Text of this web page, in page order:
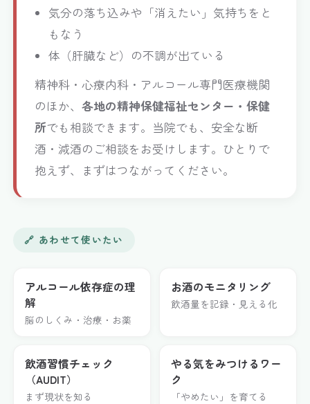
気分の落ち込みや「消えたい」気持ちをと
もなう
体（肝臓など）の不調が出ている
精神科・心療内科・アルコール専門医療機関
のほか、 各地の精神保健福祉センター・保健
所でも相談できます。当院でも、安全な断
酒・減酒のご相談をお受けします。ひとりで
抱えず、まずはつながってください。
🔗 あわせて使いたい
アルコール依存症の理
解
脳のしくみ・治療・お薬
お酒のモニタリング
飲酒量を記録・見える化
飲酒習慣チェック
（AUDIT）
まず現状を知る
やる気をみつけるワー
ク
「やめたい」を育てる